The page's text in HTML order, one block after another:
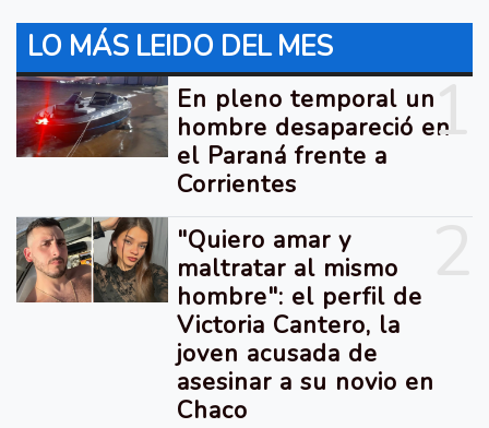
LO MÁS LEIDO DEL MES
1
En pleno temporal un
hombre desapareció en
el Paraná frente a
Corrientes
"Quiero amar y
maltratar al mismo
hombre": el perfil de
Victoria Cantero, la
joven acusada de
asesinar a su novio en
Chaco